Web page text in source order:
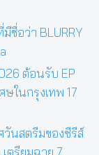
ชื่อว่า BLURRY
ต้อนรับ EP
ษในกรุงเทพ 17
วันสตรีมของซีรีส์
ตรียมฉาย 7